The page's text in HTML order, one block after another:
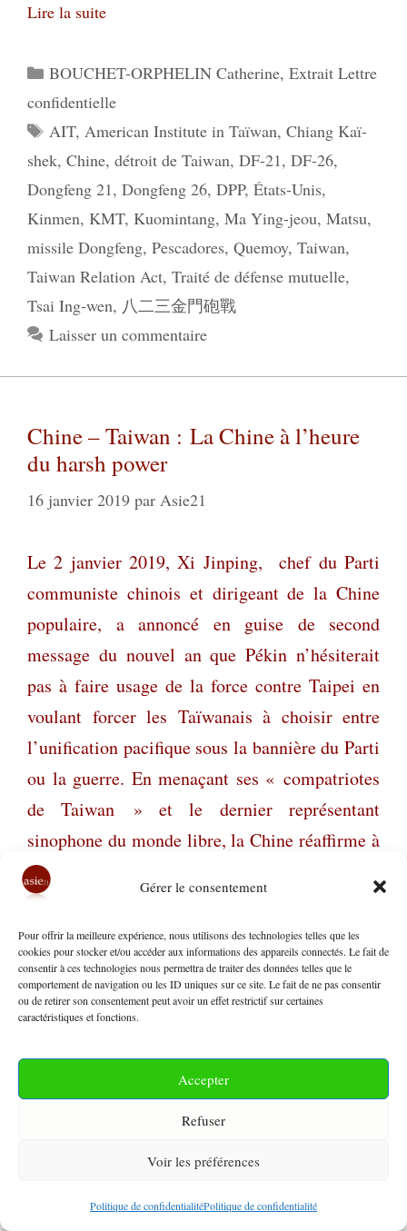
Gérer le consentement
Pour offrir la meilleure expérience, nous utilisons des technologies telles que les
cookies pour stocker et/ou accéder aux informations des appareils connectés. Le fait de
consentir à ces technologies nous permettra de traiter des données telles que le
comportement de navigation ou les ID uniques sur ce site. Le fait de ne pas consentir
ou de retirer son consentement peut avoir un effet restrictif sur certaines
caractéristiques et fonctions.
Accepter
Refuser
Voir les préférences
Politique de confidentialitéPolitique de confidentialité
Lire la suite
Catégories
BOUCHET-ORPHELIN Catherine, Extrait Lettre
confidentielle
Étiquettes
AIT, American Institute in Taïwan, Chiang Kaï-
shek, Chine, détroit de Taiwan, DF-21, DF-26,
Dongfeng 21, Dongfeng 26, DPP, États-Unis,
Kinmen, KMT, Kuomintang, Ma Ying-jeou, Matsu,
missile Dongfeng, Pescadores, Quemoy, Taiwan,
Taiwan Relation Act, Traité de défense mutuelle,
Tsai Ing-wen, 八二三金門砲戰
Laisser un commentaire
Chine – Taiwan : La Chine à l’heure
du harsh power
16 janvier 2019 par Asie21
Le 2 janvier 2019, Xi Jinping,
chef du Parti
communiste chinois et dirigeant de la Chine
populaire, a annoncé en guise de second
message du nouvel an que Pékin n’hésiterait
pas à faire usage de la force contre Taipei en
voulant forcer les Taïwanais à choisir entre
l’unification pacifique sous la bannière du Parti
ou la guerre. En menaçant ses « compatriotes
de Taiwan » et le dernier représentant
sinophone du monde libre, la Chine réaffirme à
nouveau son statut de
On January 2nd, the leader of Chinese
Communist Party and the People’s Republic, Xi
Jinping, announced as a second New Year’s
message that Beijing would not hesitate to use
force Taiwanese to choose between peaceful
unification under the Party banner or war. By
last Sinophone representative of the free world,
China reaffirms its status of “harsh power”.